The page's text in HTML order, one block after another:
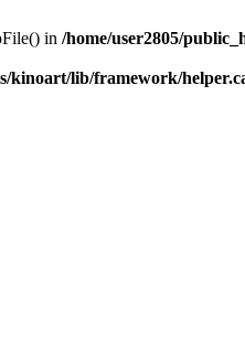
in /home/user2805/
kinoart/lib/framework/